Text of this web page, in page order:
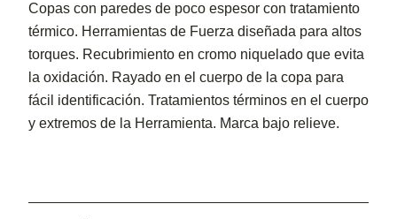
Copas con paredes de poco espesor con tratamiento
térmico. Herramientas de Fuerza diseñada para altos
torques. Recubrimiento en cromo niquelado que evita
la oxidación. Rayado en el cuerpo de la copa para
fácil identificación. Tratamientos términos en el cuerpo
y extremos de la Herramienta. Marca bajo relieve.